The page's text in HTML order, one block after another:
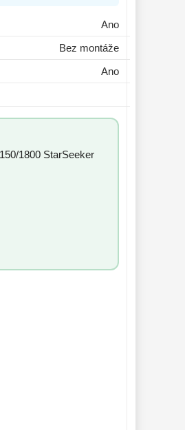
Ano
Bez montáže
Ano
1800 StarSeeker